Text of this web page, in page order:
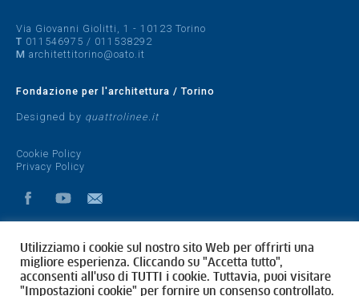
Via Giovanni Giolitti, 1 - 10123 Torino
T 011546975 / 011538292
M architettitorino@oato.it
Fondazione per l'architettura / Torino
Designed by quattrolinee.it
Cookie Policy
Privacy Policy
Utilizziamo i cookie sul nostro sito Web per offrirti una
migliore esperienza. Cliccando su "Accetta tutto",
acconsenti all'uso di TUTTI i cookie. Tuttavia, puoi visitare
"Impostazioni cookie" per fornire un consenso controllato.